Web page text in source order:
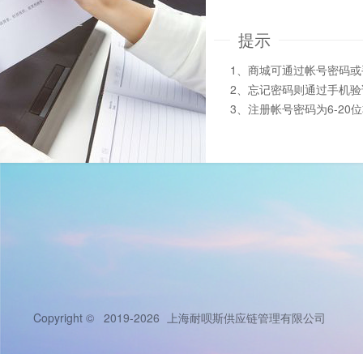
提示
1、商城可通过帐号密码
2、忘记密码则通过手机
3、注册帐号密码为6-20
Copyright © 2019-2026 上海耐呗斯供应链管理有限公司